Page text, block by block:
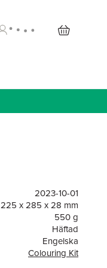
2023-10-01
225 x 285 x 28 mm
550 g
Häftad
Engelska
Colouring Kit